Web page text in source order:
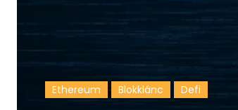
Ethereum Blokklánc Defi